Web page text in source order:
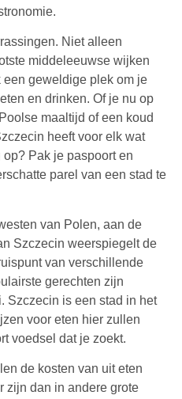
Niet alleen
middeleeuwse wijken
een geweldige plek om je
en drinken. Of je nu op
maaltijd of een koud
heeft voor elk wat
Pak je paspoort en
parel van een stad te
van Polen, aan de
Szczecin weerspiegelt de
van verschillende
gerechten zijn
Szczecin is een stad in het
voor eten hier zullen
voedsel dat je zoekt.
de kosten van uit eten
zijn dan in andere grote